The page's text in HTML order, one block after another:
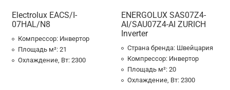
Electrolux EACS/I-
07HAL/N8
Компрессор: Инвертор
Площадь м²: 21
Охлаждение, Вт: 2300
ENERGOLUX SAS07Z4-
AI/SAU07Z4-AI ZURICH
Inverter
Страна бренда: Швейцария
Компрессор: Инвертор
Площадь м²: 20
Охлаждение, Вт: 2300